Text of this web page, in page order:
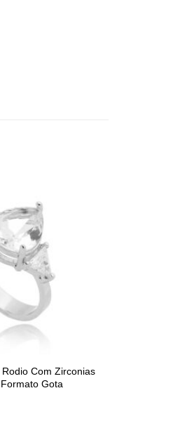
Com Zirconias
Gota